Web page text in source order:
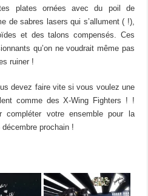
plates ornées avec du poil de
de sabres lasers qui s’allument ( !),
et des talons compensés. Ces
qu’on ne voudrait même pas
ruiner !
devez faire vite si vous voulez une
comme des X-Wing Fighters ! !
compléter votre ensemble pour la
prochain !